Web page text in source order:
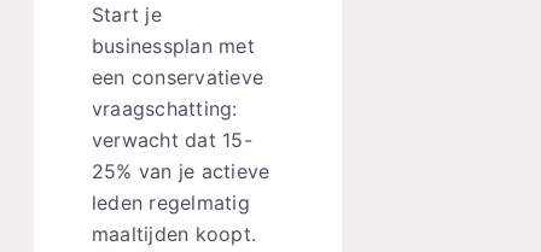
Start je
businessplan met
een conservatieve
vraagschatting:
verwacht dat 15-
25% van je actieve
leden regelmatig
maaltijden koopt.